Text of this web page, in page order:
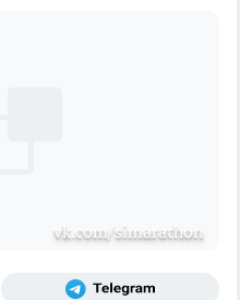
vk.com/simarathon